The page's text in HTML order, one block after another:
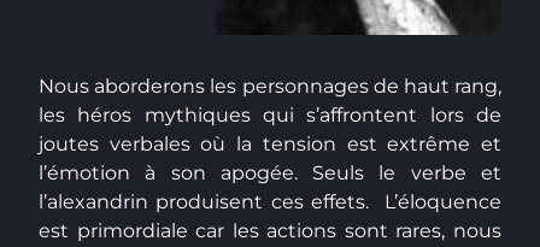
Nous aborderons les personnages de haut rang,
les héros mythiques qui s’affrontent lors de
joutes verbales où la tension est extrême et
l’émotion à son apogée. Seuls le verbe et
l’alexandrin produisent ces effets. L’éloquence
est primordiale car les actions sont rares, nous